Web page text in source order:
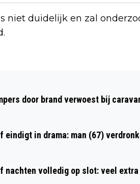
niet duidelijk en zal
door brand verwoest bij
eindigt in drama: man (67)
nachten volledig op slot: veel